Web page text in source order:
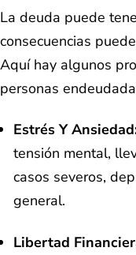
La deuda puede
consecuencias
Aquí hay algunos
personas
Estrés Y Ansiedad
tensión mental,
casos severos,
general.
Libertad